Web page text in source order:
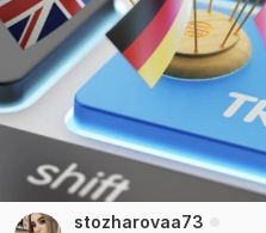
stozharovaa73